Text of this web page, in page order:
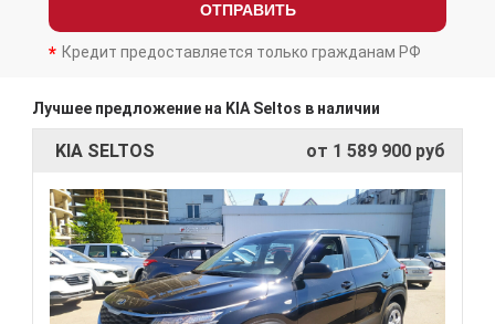
ОТПРАВИТЬ
Кредит предоставляется только гражданам РФ
Лучшее предложение на KIA Seltos в наличии
KIA SELTOS от 1 589 900 руб